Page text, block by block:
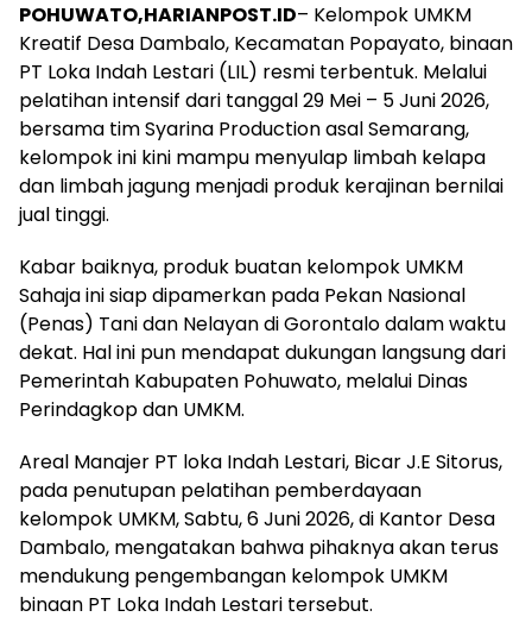
POHUWATO,HARIANPOST.ID– Kelompok UMKM
Kreatif Desa Dambalo, Kecamatan Popayato, binaan
PT Loka Indah Lestari (LIL) resmi terbentuk. Melalui
pelatihan intensif dari tanggal 29 Mei – 5 Juni 2026,
bersama tim Syarina Production asal Semarang,
kelompok ini kini mampu menyulap limbah kelapa
dan limbah jagung menjadi produk kerajinan bernilai
jual tinggi.
Kabar baiknya, produk buatan kelompok UMKM
Sahaja ini siap dipamerkan pada Pekan Nasional
(Penas) Tani dan Nelayan di Gorontalo dalam waktu
dekat. Hal ini pun mendapat dukungan langsung dari
Pemerintah Kabupaten Pohuwato, melalui Dinas
Perindagkop dan UMKM.
Areal Manajer PT loka Indah Lestari, Bicar J.E Sitorus,
pada penutupan pelatihan pemberdayaan
kelompok UMKM, Sabtu, 6 Juni 2026, di Kantor Desa
Dambalo, mengatakan bahwa pihaknya akan terus
mendukung pengembangan kelompok UMKM
binaan PT Loka Indah Lestari tersebut.